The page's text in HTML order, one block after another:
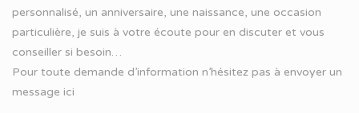
personnalisé, un anniversaire, une naissance, une occasion
particulière, je suis à votre écoute pour en discuter et vous
conseiller si besoin…
Pour toute demande d’information n’hésitez pas à envoyer un
message ici